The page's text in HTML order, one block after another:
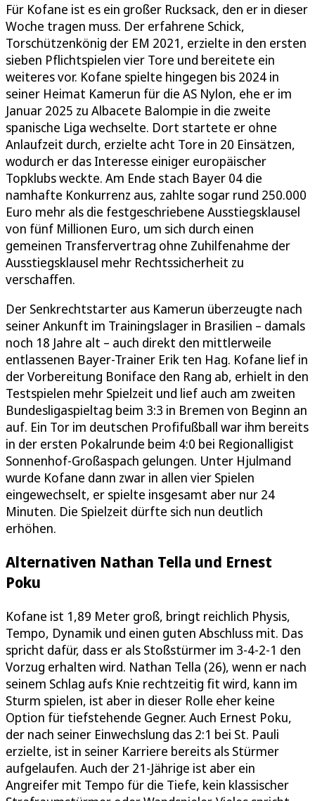
Für Kofane ist es ein großer Rucksack, den er in dieser
Woche tragen muss. Der erfahrene Schick,
Torschützenkönig der EM 2021, erzielte in den ersten
sieben Pflichtspielen vier Tore und bereitete ein
weiteres vor. Kofane spielte hingegen bis 2024 in
seiner Heimat Kamerun für die AS Nylon, ehe er im
Januar 2025 zu Albacete Balompie in die zweite
spanische Liga wechselte. Dort startete er ohne
Anlaufzeit durch, erzielte acht Tore in 20 Einsätzen,
wodurch er das Interesse einiger europäischer
Topklubs weckte. Am Ende stach Bayer 04 die
namhafte Konkurrenz aus, zahlte sogar rund 250.000
Euro mehr als die festgeschriebene Ausstiegsklausel
von fünf Millionen Euro, um sich durch einen
gemeinen Transfervertrag ohne Zuhilfenahme der
Ausstiegsklausel mehr Rechtssicherheit zu
verschaffen.
Der Senkrechtstarter aus Kamerun überzeugte nach
seiner Ankunft im Trainingslager in Brasilien – damals
noch 18 Jahre alt – auch direkt den mittlerweile
entlassenen Bayer-Trainer Erik ten Hag. Kofane lief in
der Vorbereitung Boniface den Rang ab, erhielt in den
Testspielen mehr Spielzeit und lief auch am zweiten
Bundesligaspieltag beim 3:3 in Bremen von Beginn an
auf. Ein Tor im deutschen Profifußball war ihm bereits
in der ersten Pokalrunde beim 4:0 bei Regionalligist
Sonnenhof-Großaspach gelungen. Unter Hjulmand
wurde Kofane dann zwar in allen vier Spielen
eingewechselt, er spielte insgesamt aber nur 24
Minuten. Die Spielzeit dürfte sich nun deutlich
erhöhen.
Alternativen Nathan Tella und Ernest
Poku
Kofane ist 1,89 Meter groß, bringt reichlich Physis,
Tempo, Dynamik und einen guten Abschluss mit. Das
spricht dafür, dass er als Stoßstürmer im 3-4-2-1 den
Vorzug erhalten wird. Nathan Tella (26), wenn er nach
seinem Schlag aufs Knie rechtzeitig fit wird, kann im
Sturm spielen, ist aber in dieser Rolle eher keine
Option für tiefstehende Gegner. Auch Ernest Poku,
der nach seiner Einwechslung das 2:1 bei St. Pauli
erzielte, ist in seiner Karriere bereits als Stürmer
aufgelaufen. Auch der 21-Jährige ist aber ein
Angreifer mit Tempo für die Tiefe, kein klassischer